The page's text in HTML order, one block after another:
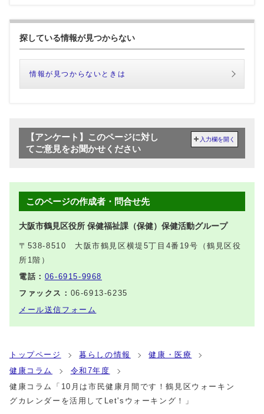
探している情報が見つからない
情報が見つからないときは
【アンケート】このページに対し
てご意見をお聞かせください
入力欄を開く
このページの作成者・問合せ先
大阪市鶴見区役所 保健福祉課（保健）保健活動グループ
〒538-8510 大阪市鶴見区横堤5丁目4番19号（鶴見区役
所1階）
電話： 06-6915-9968
ファックス： 06-6913-6235
メール送信フォーム
トップページ 暮らしの情報
健康・医療
健康コラム
令和7年度
健康コラム「10月は市民健康月間です！鶴見区ウォーキン
グカレンダーを活用してLet'sウォーキング！」